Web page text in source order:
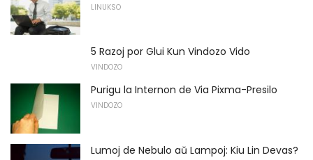
LINUKSO
5 Razoj por Glui Kun Vindozo Vido
VINDOZO
Purigu la Internon de Via Pixma-Presilo
VINDOZO
Lumoj de Nebulo aŭ Lampoj: Kiu Lin Devas?